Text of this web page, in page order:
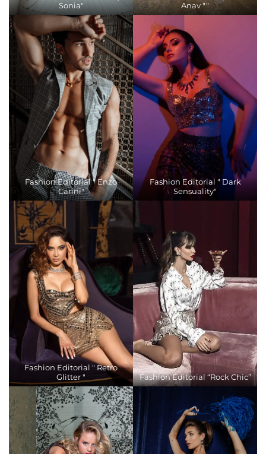
Sonia"
Anav ""
Fashion Editorial " Enzo
Carini"
Fashion Editorial " Dark
Sensuality"
Fashion Editorial " Retro
Glitter "
Fashion Editorial “Rock Chic”